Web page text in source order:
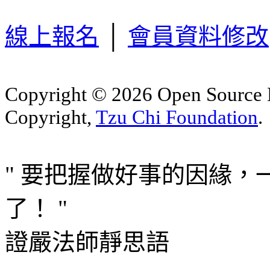
線上報名 會員資料修改
Copyright © 2026 Open
Copyright, Tzu Chi Foundation.
" 要把握做好事的因緣，
了！ "
證嚴法師靜思語